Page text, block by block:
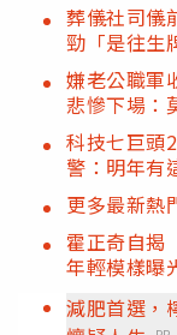
葬儀社司儀
勁「是往生
嫌老公職軍
悲慘下場：
科技七巨頭
警：明年有
更多最新熱
霍正奇自揭
年輕模樣曝
減肥首選，